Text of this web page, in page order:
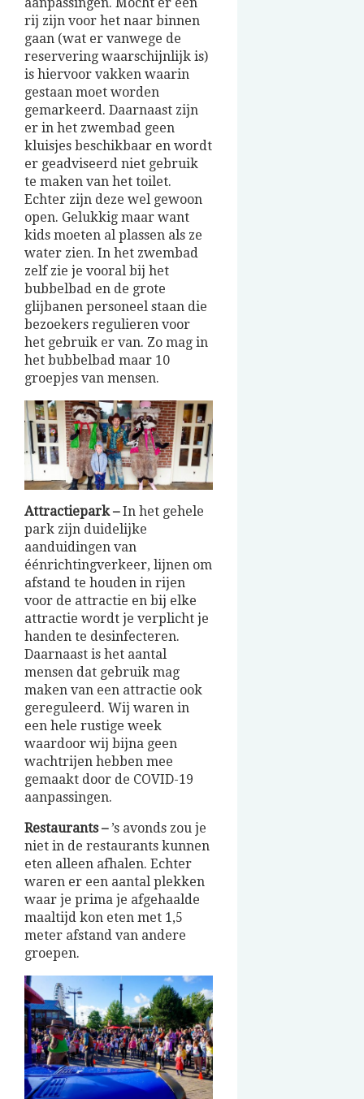
rij zijn voor het naar binnen
gaan (wat er vanwege de
reservering waarschijnlijk is)
is hiervoor vakken waarin
gestaan moet worden
gemarkeerd. Daarnaast zijn
er in het zwembad geen
kluisjes beschikbaar en wordt
er geadviseerd niet gebruik
te maken van het toilet.
Echter zijn deze wel gewoon
open. Gelukkig maar want
kids moeten al plassen als ze
water zien. In het zwembad
zelf zie je vooral bij het
bubbelbad en de grote
glijbanen personeel staan die
bezoekers regulieren voor
het gebruik er van. Zo mag in
het bubbelbad maar 10
groepjes van mensen.
Attractiepark –In het gehele
park zijn duidelijke
aanduidingen van
éénrichtingverkeer, lijnen om
afstand te houden in rijen
voor de attractie en bij elke
attractie wordt je verplicht je
handen te desinfecteren.
Daarnaast is het aantal
mensen dat gebruik mag
maken van een attractie ook
gereguleerd. Wij waren in
een hele rustige week
waardoor wij bijna geen
wachtrijen hebben mee
gemaakt door de COVID-19
aanpassingen.
Restaurants –’s avonds zou je
niet in de restaurants kunnen
eten alleen afhalen. Echter
waren er een aantal plekken
waar je prima je afgehaalde
maaltijd kon eten met 1,5
meter afstand van andere
groepen.